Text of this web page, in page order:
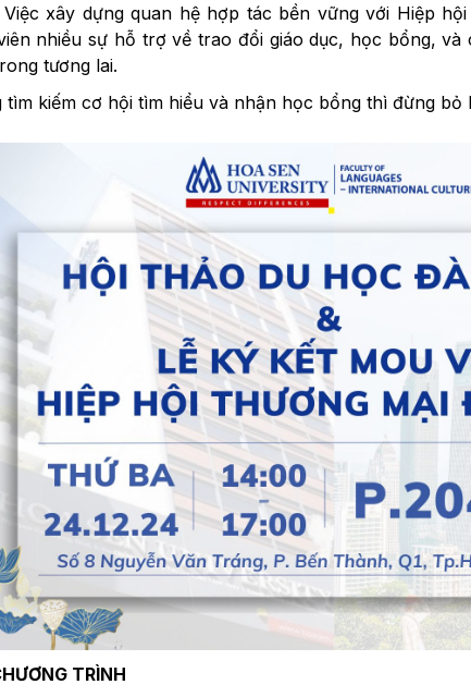
Việc xây dựng quan hệ hợp tác bền vững với Hiệp
nhiều sự hỗ trợ về trao đổi giáo dục, học bổng,
tương lai.
tìm kiếm cơ hội tìm hiểu và nhận học bổng thì đừng bỏ
TRÌNH